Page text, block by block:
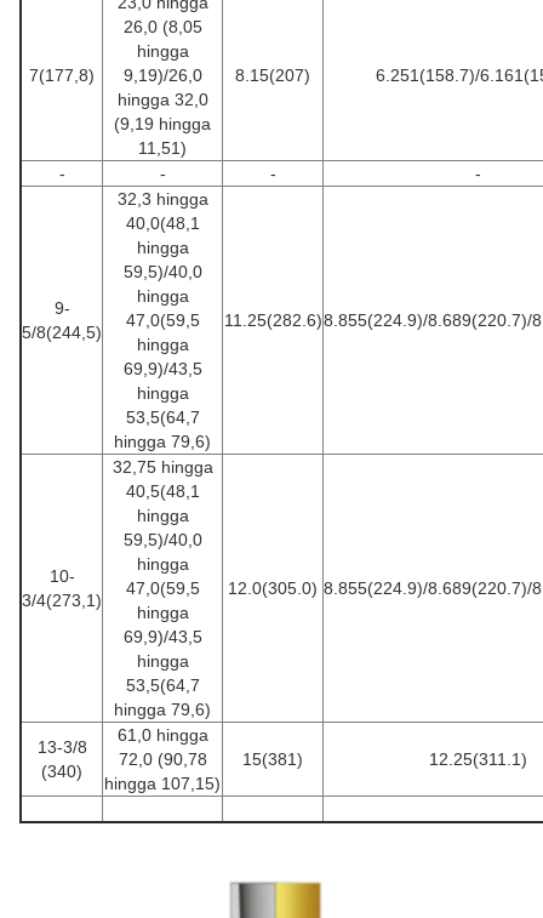
7(177,8)
26,0 (8,05
hingga
9,19)/26,0
hingga 32,0
(9,19 hingga
11,51)
8.15(207) 6.251(158.7)/
- - - -
9-
5/8(244,5)
32,3 hingga
40,0(48,1
hingga
59,5)/40,0
hingga
47,0(59,5
hingga
69,9)/43,5
hingga
53,5(64,7
hingga 79,6)
11.25(282.6)8.855(224.9)/8.689(220.7)/
10-
3/4(273,1)
32,75 hingga
40,5(48,1
hingga
59,5)/40,0
hingga
47,0(59,5
hingga
69,9)/43,5
hingga
53,5(64,7
hingga 79,6)
12.0(305.0) 8.855(224.9)/8.689(220.7)/
13-3/8
(340)
61,0 hingga
72,0 (90,78
hingga 107,15)
15(381) 12.25(311.1)